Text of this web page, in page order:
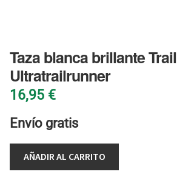
Taza blanca brillante Trail
Ultratrailrunner
16,95 €
Envío gratis
AÑADIR AL CARRITO